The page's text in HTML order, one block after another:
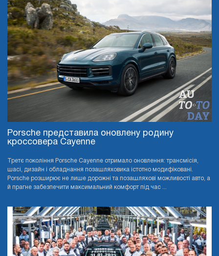
Porsche представила оновлену родину
кроссовера Cayenne
Третє покоління Porsche Cayenne отримало оновлення: трансмісія,
шасі, дизайн і обладнання позашляховика істотно модифіковані.
Porsche розширює не лише дорожні та позашляхові можливості авто, а
й прагне забезпечити максимальний комфорт під час ...